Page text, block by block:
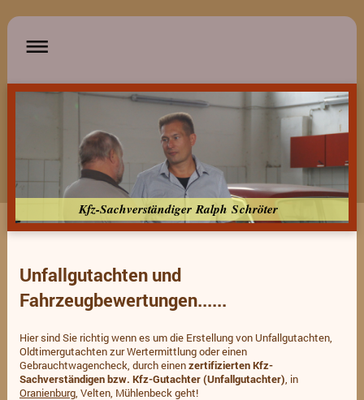
Kfz-Sachverständiger Ralph Schröter
Unfallgutachten und
Fahrzeugbewertungen......
Hier sind Sie richtig wenn es um die Erstellung von Unfallgutachten,
Oldtimergutachten zur Wertermittlung oder einen
Gebrauchtwagencheck, durch einenzertifizierten Kfz-
Sachverständigen bzw. Kfz-Gutachter (Unfallgutachter) , in
Oranienburg, Velten, Mühlenbeck geht!